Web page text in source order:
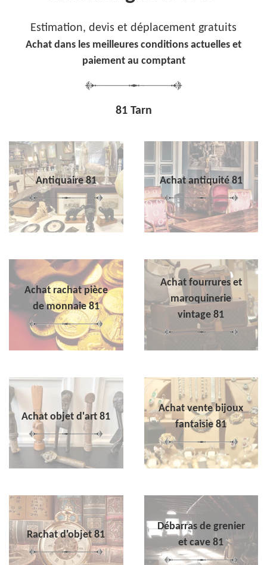
Estimation, devis et déplacement gratuits
Achat dans les meilleures conditions actuelles et
paiement au comptant
81 Tarn
Antiquaire 81 Achat antiquité 81
Achat rachat pièce
de monnaie 81
Achat fourrures et
maroquinerie
vintage 81
Achat objet d'art 81
Achat vente bijoux
fantaisie 81
Rachat d'objet 81
Débarras de grenier
et cave 81